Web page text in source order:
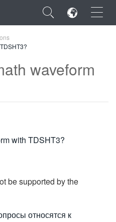
×
waveform
with TDSHT3?
be supported by the
относятся к